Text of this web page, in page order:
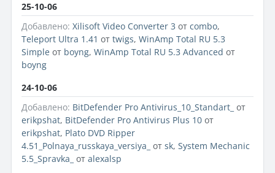
25-10-06
Добавлено: Xilisoft Video Converter 3 от combo,
Teleport Ultra 1.41 от twigs, WinAmp Total RU 5.3
Simple от boyng, WinAmp Total RU 5.3 Advanced от
boyng
24-10-06
Добавлено: BitDefender Pro Antivirus_10_Standart_ от
erikpshat, BitDefender Pro Antivirus Plus 10 от
erikpshat, Plato DVD Ripper
4.51_Polnaya_russkaya_versiya_ от sk, System Mechanic
5.5_Spravka_ от alexalsp